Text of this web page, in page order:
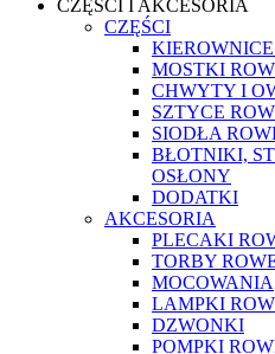
CZĘŚCI I AKCESORIA
CZĘŚCI
MOSTKI
CHWYTY I
SZTYCE
SIODŁA
BŁOTNIKI,
OSŁONY
DODATKI
AKCESORIA
PLECAKI
TORBY
MOCOWANIA
LAMPKI
DZWONKI
POMPKI